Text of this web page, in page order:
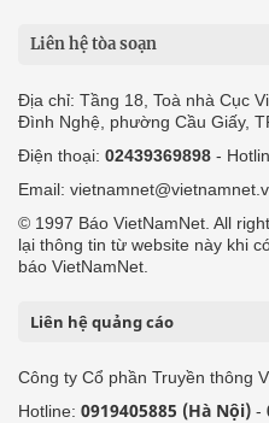
Liên hệ tòa soạn
Địa chỉ: Tầng 18, Toà nhà Cục
Đình Nghệ, phường Cầu Giấy,
Điện thoại: 02439369898 -
Email:
© 1997 Báo VietNamNet. All
lại thông tin từ website này khi
báo VietNamNet.
Liên hệ quảng cáo
Công ty Cổ phần Truyền thông
Hotline: 0919405885 (Hà Nội) -